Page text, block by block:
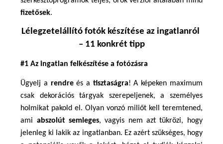
fizetősek.
Lélegzetelállító fotók készítése az ingatlanról
– 11 konkrét tipp
#1 Az ingatlan felkészítése a fotózásra
Ügyelj a rendre és a tisztaságra! A képeken maximum
csak dekorációs tárgyak szerepeljenek, a személyes
holmikat pakold el. Olyan vonzó miliőt kell teremtened,
ami abszolút semleges, vagyis nem azt tükrözi, hogy
jelenleg ki lakik az ingatlanban. Ez azért szükséges, hogy